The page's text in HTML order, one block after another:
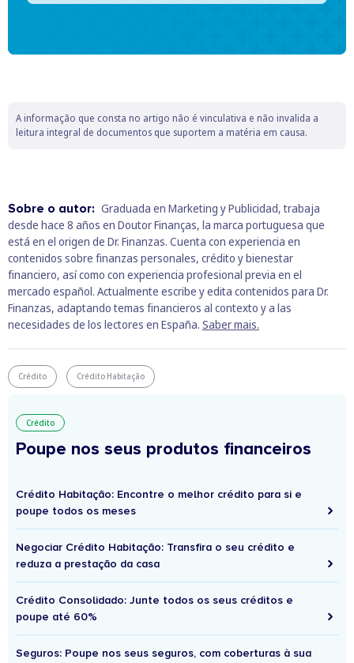
A informação que consta no artigo não é vinculativa e não invalida a
leitura integral de documentos que suportem a matéria em causa.
Sobre o autor: Graduada en Marketing y Publicidad, trabaja
desde hace 8 años en Doutor Finanças, la marca portuguesa que
está en el origen de Dr. Finanzas. Cuenta con experiencia en
contenidos sobre finanzas personales, crédito y bienestar
financiero, así como con experiencia profesional previa en el
mercado español. Actualmente escribe y edita contenidos para Dr.
Finanzas, adaptando temas financieros al contexto y a las
necesidades de los lectores en España. Saber mais.
Crédito Crédito Habitação
Crédito
Poupe nos seus produtos financeiros
Crédito Habitação: Encontre o melhor crédito para si e
poupe todos os meses
Negociar Crédito Habitação: Transfira o seu crédito e
reduza a prestação da casa
Crédito Consolidado: Junte todos os seus créditos e
poupe até 60%
Seguros: Poupe nos seus seguros, com coberturas à sua